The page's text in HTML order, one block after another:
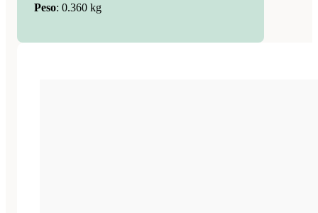
Peso: 0.360 kg